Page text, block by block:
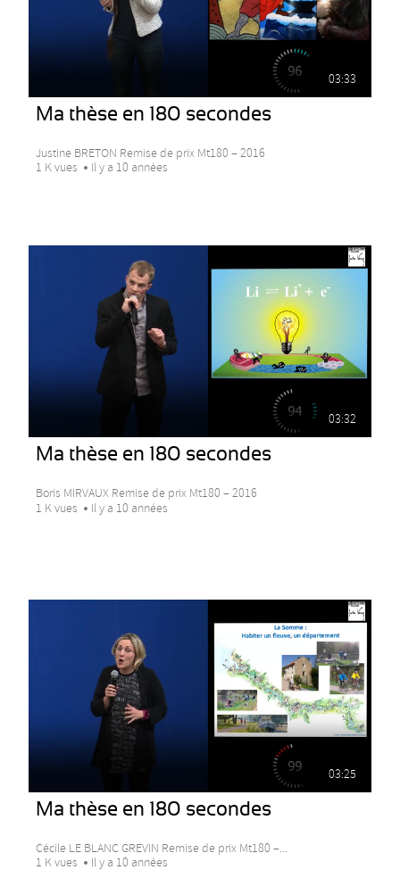
03:33
Ma thèse en 180 secondes
Justine BRETON Remise de prix Mt180 – 2016
1 K vues
Il y a 10 années
03:32
Ma thèse en 180 secondes
Boris MIRVAUX Remise de prix Mt180 – 2016
1 K vues
Il y a 10 années
03:25
Ma thèse en 180 secondes
Cécile LE BLANC GREVIN Remise de prix Mt180 –...
1 K vues
Il y a 10 années